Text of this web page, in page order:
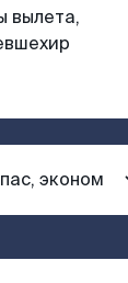
вылета,